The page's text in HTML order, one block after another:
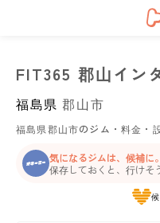
FIT365 郡山イン
福島県 郡山市
福島県郡山市のジム・料金・
気になるジムは、候補に。
保存しておくと、行けそ